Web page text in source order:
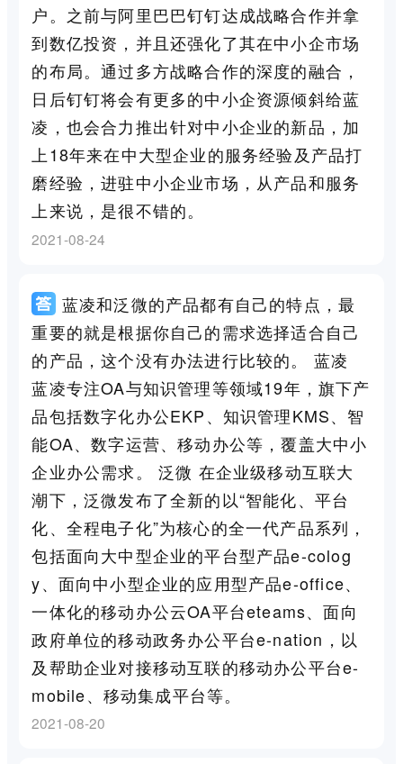
户。之前与阿里巴巴钉钉达成战略合作并拿
到数亿投资，并且还强化了其在中小企市场
的布局。通过多方战略合作的深度的融合，
日后钉钉将会有更多的中小企资源倾斜给蓝
凌，也会合力推出针对中小企业的新品，加
上18年来在中大型企业的服务经验及产品打
磨经验，进驻中小企业市场，从产品和服务
上来说，是很不错的。
2021-08-24
蓝凌和泛微的产品都有自己的特点，最
重要的就是根据你自己的需求选择适合自己
的产品，这个没有办法进行比较的。 蓝凌
蓝凌专注OA与知识管理等领域19年，旗下产
品包括数字化办公EKP、知识管理KMS、智
能OA、数字运营、移动办公等，覆盖大中小
企业办公需求。 泛微 在企业级移动互联大
潮下，泛微发布了全新的以“智能化、平台
化、全程电子化”为核心的全一代产品系列，
包括面向大中型企业的平台型产品e-colog
y、面向中小型企业的应用型产品e-office、
一体化的移动办公云OA平台eteams、面向
政府单位的移动政务办公平台e-nation，以
及帮助企业对接移动互联的移动办公平台e-
mobile、移动集成平台等。
2021-08-20